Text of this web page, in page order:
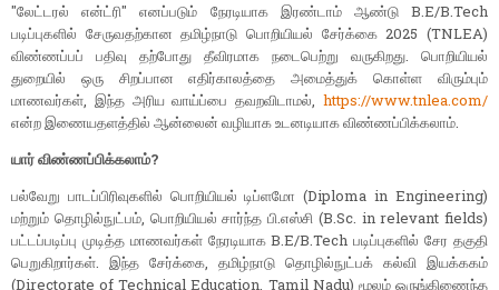
"லேட்டரல் என்ட்ரி" எனப்படும் நேரடியாக இரண்டாம் ஆண்டு B.E/B.Tech
படிப்புகளில் சேருவதற்கான தமிழ்நாடு பொறியியல் சேர்க்கை 2025 (TNLEA)
விண்ணப்பப் பதிவு தற்போது தீவிரமாக நடைபெற்று வருகிறது. பொறியியல்
துறையில் ஒரு சிறப்பான எதிர்காலத்தை அமைத்துக் கொள்ள விரும்பும்
மாணவர்கள், இந்த அரிய வாய்ப்பை தவறவிடாமல், https://www.tnlea.com/
என்ற இணையதளத்தில் ஆன்லைன் வழியாக உடனடியாக விண்ணப்பிக்கலாம்.
யார் விண்ணப்பிக்கலாம்?
பல்வேறு பாடப்பிரிவுகளில் பொறியியல் டிப்ளமோ (Diploma in Engineering)
மற்றும் தொழில்நுட்பம், பொறியியல் சார்ந்த பி.எஸ்சி (B.Sc. in relevant fields)
பட்டப்படிப்பு முடித்த மாணவர்கள் நேரடியாக B.E/B.Tech படிப்புகளில் சேர தகுதி
பெறுகிறார்கள். இந்த சேர்க்கை, தமிழ்நாடு தொழில்நுட்பக் கல்வி இயக்ககம்
(Directorate of Technical Education, Tamil Nadu) மூலம் ஒருங்கிணைந்த